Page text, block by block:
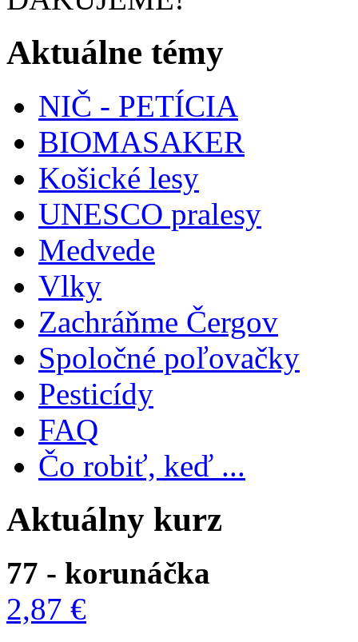
Aktuálne témy
NIČ - PETÍCIA
BIOMASAKER
Košické lesy
UNESCO pralesy
Medvede
Vlky
Zachráňme Čergov
Spoločné poľovačky
Pesticídy
FAQ
Čo robiť, keď ...
Aktuálny kurz
77 - korunáčka
2,87 €